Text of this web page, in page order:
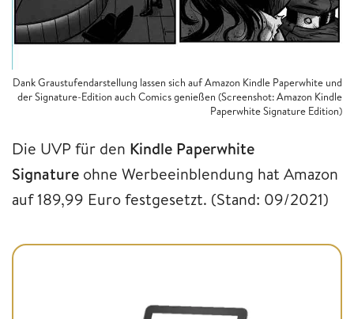
Dank Graustufendarstellung lassen sich auf Amazon Kindle Paperwhite und
der Signature-Edition auch Comics genießen (Screenshot: Amazon Kindle
Paperwhite Signature Edition)
Die UVP für den Kindle Paperwhite
Signature ohne Werbeeinblendung hat Amazon
auf 189,99 Euro festgesetzt. (Stand: 09/2021)